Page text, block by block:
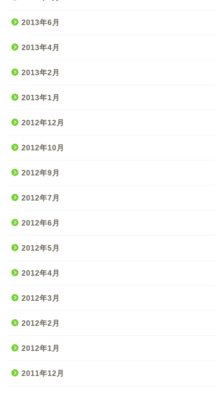
2013年6月
2013年4月
2013年2月
2013年1月
2012年12月
2012年10月
2012年9月
2012年7月
2012年6月
2012年5月
2012年4月
2012年3月
2012年2月
2012年1月
2011年12月